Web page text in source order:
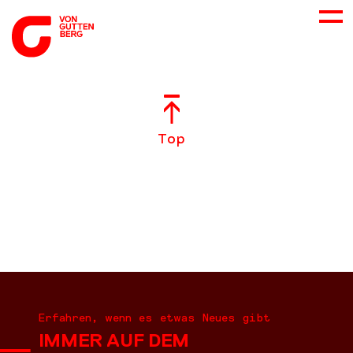
Top
Erfahren, wenn es etwas Neues gibt
IMMER AUF DEM